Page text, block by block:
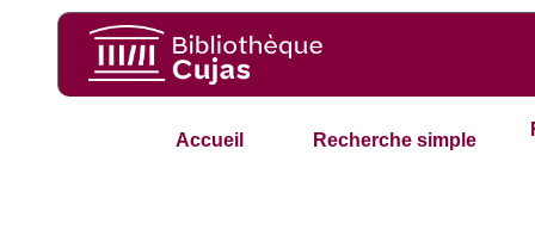
Accueil Recherche simple